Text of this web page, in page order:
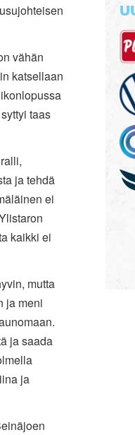
vähän
katsellaan
taas
ja tehdä
ei
kaikki ei
mutta
ja meni
ja saada
ja